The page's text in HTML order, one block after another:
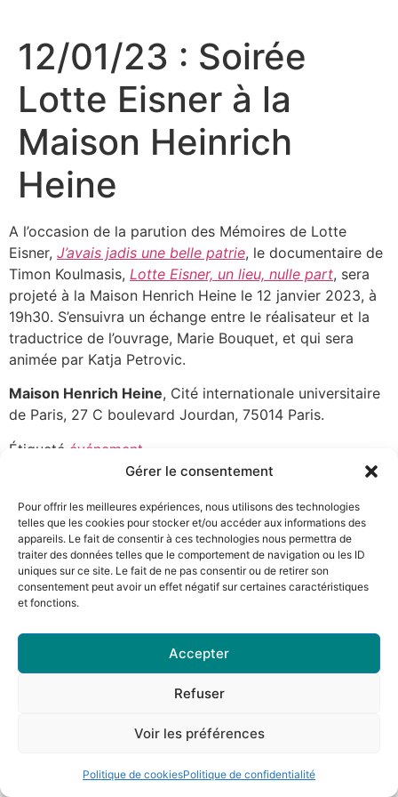
Gérer le consentement
Pour offrir les meilleures expériences, nous utilisons des technologies
telles que les cookies pour stocker et/ou accéder aux informations des
appareils. Le fait de consentir à ces technologies nous permettra de
traiter des données telles que le comportement de navigation ou les ID
uniques sur ce site. Le fait de ne pas consentir ou de retirer son
consentement peut avoir un effet négatif sur certaines caractéristiques
et fonctions.
Accepter
Refuser
Voir les préférences
Politique de cookiesPolitique de confidentialité
contenu
12/01/23 : Soirée
Lotte Eisner à la
Maison Heinrich
Heine
A l’occasion de la parution des Mémoires de Lotte
Eisner, J’avais jadis une belle patrie, le documentaire de
Timon Koulmasis, Lotte Eisner, un lieu, nulle part, sera
projeté à la Maison Henrich Heine le 12 janvier 2023, à
19h30. S’ensuivra un échange entre le réalisateur et la
traductrice de l’ouvrage, Marie Bouquet, et qui sera
animée par Katja Petrovic.
Maison Henrich Heine, Cité internationale universitaire
de Paris, 27 C boulevard Jourdan, 75014 Paris.
Étiqueté événement